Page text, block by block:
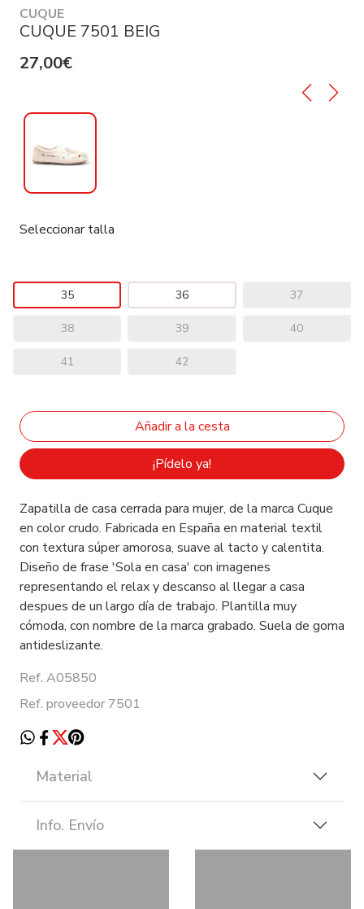
CUQUE
CUQUE 7501 BEIG
27,00€
Seleccionar talla
35 36 37
38 39 40
41 42
¡Pídelo ya!
Zapatilla de casa cerrada para mujer, de la marca Cuque
en color crudo. Fabricada en España en material textil
con textura súper amorosa, suave al tacto y calentita.
Diseño de frase 'Sola en casa' con imagenes
representando el relax y descanso al llegar a casa
despues de un largo día de trabajo. Plantilla muy
cómoda, con nombre de la marca grabado. Suela de goma
antideslizante.
Ref. A05850
Ref. proveedor 7501
Material
Info. Envío